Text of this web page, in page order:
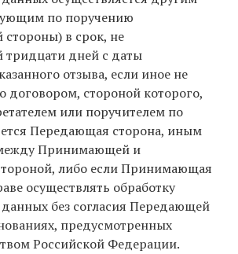
по поручению
в срок, не
дней с даты
отзыва, если иное не
договором, стороной которого,
или поручителем по
Передающая сторона, иным
Принимающей и
либо если Принимающая
осуществлять обработку
без согласия Передающей
предусмотренных
Российской Федерации.